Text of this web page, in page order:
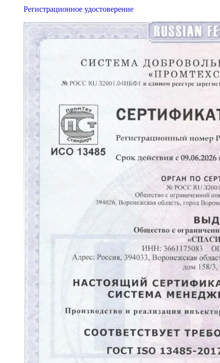
Регистрационное удостоверение